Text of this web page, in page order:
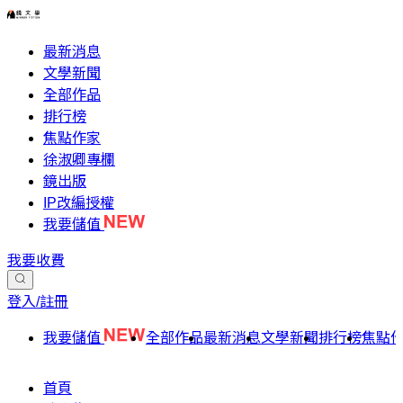
最新消息
文學新聞
全部作品
排行榜
焦點作家
徐淑卿專欄
鏡出版
IP改編授權
我要儲值
我要收費
登入/註冊
我要儲值 全部作品最新消息文學新聞排行榜焦點
首頁